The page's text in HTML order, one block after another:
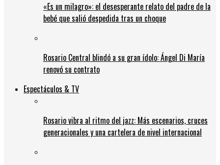
«Es un milagro»: el desesperante relato del padre de la
bebé que salió despedida tras un choque
Rosario Central blindó a su gran ídolo: Ángel Di María
renovó su contrato
Espectáculos & TV
Rosario vibra al ritmo del jazz: Más escenarios, cruces
generacionales y una cartelera de nivel internacional